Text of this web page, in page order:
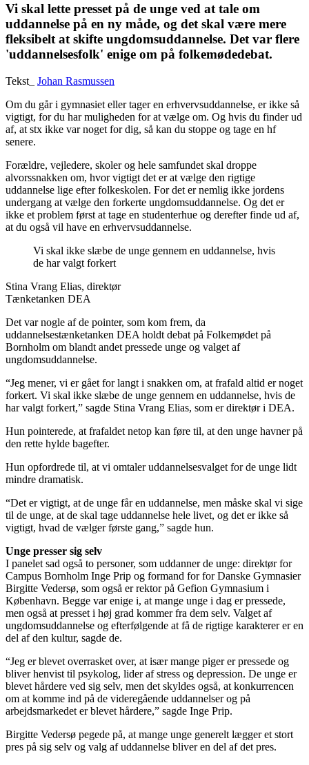
Vi skal lette presset på de unge ved at tale om
uddannelse på en ny måde, og det skal være mere
fleksibelt at skifte ungdomsuddannelse. Det var flere
'uddannelsesfolk' enige om på folkemødedebat.
Tekst_ Johan Rasmussen
Om du går i gymnasiet eller tager en erhvervsuddannelse, er ikke så
vigtigt, for du har muligheden for at vælge om. Og hvis du finder ud
af, at stx ikke var noget for dig, så kan du stoppe og tage en hf
senere.
Forældre, vejledere, skoler og hele samfundet skal droppe
alvorssnakken om, hvor vigtigt det er at vælge den rigtige
uddannelse lige efter folkeskolen. For det er nemlig ikke jordens
undergang at vælge den forkerte ungdomsuddannelse. Og det er
ikke et problem først at tage en studenterhue og derefter finde ud af,
at du også vil have en erhvervsuddannelse.
Vi skal ikke slæbe de unge gennem en uddannelse, hvis
de har valgt forkert
Stina Vrang Elias, direktør
Tænketanken DEA
Det var nogle af de pointer, som kom frem, da
uddannelsestænketanken DEA holdt debat på Folkemødet på
Bornholm om blandt andet pressede unge og valget af
ungdomsuddannelse.
“Jeg mener, vi er gået for langt i snakken om, at frafald altid er noget
forkert. Vi skal ikke slæbe de unge gennem en uddannelse, hvis de
har valgt forkert,” sagde Stina Vrang Elias, som er direktør i DEA.
Hun pointerede, at frafaldet netop kan føre til, at den unge havner på
den rette hylde bagefter.
Hun opfordrede til, at vi omtaler uddannelsesvalget for de unge lidt
mindre dramatisk.
“Det er vigtigt, at de unge får en uddannelse, men måske skal vi sige
til de unge, at de skal tage uddannelse hele livet, og det er ikke så
vigtigt, hvad de vælger første gang,” sagde hun.
Unge presser sig selv
I panelet sad også to personer, som uddanner de unge: direktør for
Campus Bornholm Inge Prip og formand for for Danske Gymnasier
Birgitte Vedersø, som også er rektor på Gefion Gymnasium i
København. Begge var enige i, at mange unge i dag er pressede,
men også at presset i høj grad kommer fra dem selv. Valget af
ungdomsuddannelse og efterfølgende at få de rigtige karakterer er en
del af den kultur, sagde de.
“Jeg er blevet overrasket over, at især mange piger er pressede og
bliver henvist til psykolog, lider af stress og depression. De unge er
blevet hårdere ved sig selv, men det skyldes også, at konkurrencen
om at komme ind på de videregående uddannelser og på
arbejdsmarkedet er blevet hårdere,” sagde Inge Prip.
Birgitte Vedersø pegede på, at mange unge generelt lægger et stort
pres på sig selv og valg af uddannelse bliver en del af det pres.